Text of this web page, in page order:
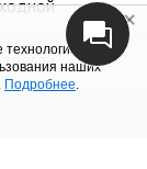
для
наших
Подробнее.